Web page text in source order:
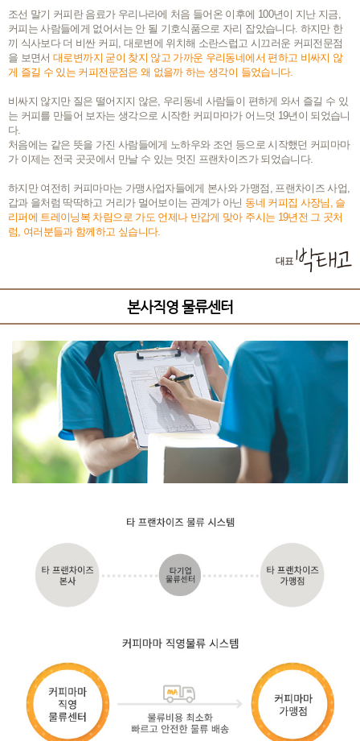
조선 말기 커피란 음료가 우리나라에 처음 들어온 이후에 100년이 지난 지금,
커피는 사람들에게 없어서는 안 될 기호식품으로 자리 잡았습니다. 하지만 한
끼 식사보다 더 비싼 커피, 대로변에 위치해 소란스럽고 시끄러운 커피전문점
을 보면서대로변까지 굳이 찾지 않고 가까운 우리동네에서 편하고 비싸지 않
게 즐길 수 있는 커피전문점은 왜 없을까 하는 생각이 들었습니다.
비싸지 않지만 질은 떨어지지 않은, 우리동네 사람들이 편하게 와서 즐길 수 있
는 커피를 만들어 보자는 생각으로 시작한 커피마마가 어느덧 19년이 되었습니
다.
처음에는 같은 뜻을 가진 사람들에게 노하우와 조언 등으로 시작했던 커피마마
가 이제는 전국 곳곳에서 만날 수 있는 멋진 프랜차이즈가 되었습니다.
하지만 여전히 커피마마는 가맹사업자들에게 본사와 가맹점, 프랜차이즈 사업,
갑과 을처럼 딱딱하고 거리가 멀어보이는 관계가 아닌 동네 커피집 사장님, 슬
리퍼에 트레이닝복 차림으로 가도 언제나 반갑게 맞아 주시는 19년전 그 곳처
럼, 여러분들과 함께하고 싶습니다.
대표
본사직영 물류센터